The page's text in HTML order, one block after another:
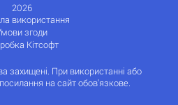
2026
використання
згоди
Кітсофт
захищені. При використанні або
на сайт обов'язкове.